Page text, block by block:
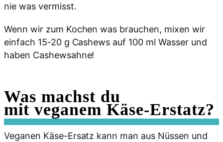
nie was vermisst.
Wenn wir zum Kochen was brauchen, mixen wir
einfach 15-20 g Cashews auf 100 ml Wasser und
haben Cashewsahne!
Was machst du
mit veganem Käse-Erstatz?
Veganen Käse-Ersatz kann man aus Nüssen und